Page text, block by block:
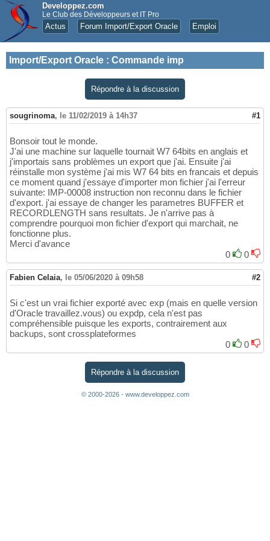
Developpez.com
Le Club des Développeurs et IT Pro
Actus Forum Import/Export Oracle Emploi
Import/Export Oracle : Commande imp
Répondre à la discussion
sougrinoma, le 11/02/2019 à 14h37 #1
Bonsoir tout le monde.
J'ai une machine sur laquelle tournait W7 64bits en anglais et
j'importais sans problèmes un export que j'ai. Ensuite j'ai
réinstalle mon système j'ai mis W7 64 bits en francais et depuis
ce moment quand j'essaye d'importer mon fichier j'ai l'erreur
suivante: IMP-00008 instruction non reconnu dans le fichier
d'export. j'ai essaye de changer les parametres BUFFER et
RECORDLENGTH sans resultats. Je n'arrive pas à
comprendre pourquoi mon fichier d'export qui marchait, ne
fonctionne plus.
Merci d'avance
0
0
Fabien Celaia, le 05/06/2020 à 09h58 #2
Si c'est un vrai fichier exporté avec exp (mais en quelle version
d'Oracle travaillez.vous) ou expdp, cela n'est pas
compréhensible puisque les exports, contrairement aux
backups, sont crossplateformes
0
0
Répondre à la discussion
© 2000-2026 - www.developpez.com